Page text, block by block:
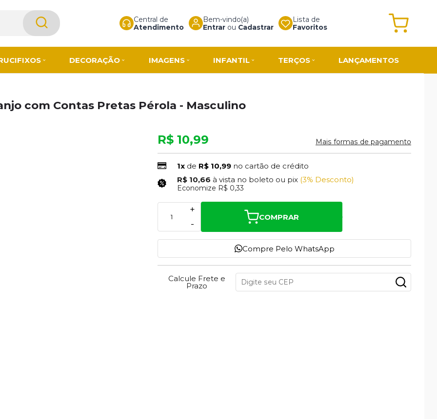
Central de
Atendimento
Bem-vindo(a)
Entrarou Cadastrar
Lista de
Favoritos
DECORAÇÃO IMAGENS INFANTIL TERÇOS LANÇAMENTOS
com Contas Pretas Pérola - Masculino
R$ 10,99 Mais formas de pagamento
1x de R$ 10,99 no cartão de crédito
R$ 10,66 à vista no boleto ou pix (3% Desconto)
Economize R$ 0,33
-
+
COMPRAR
Compre Pelo WhatsApp
Calcule Frete e
Prazo